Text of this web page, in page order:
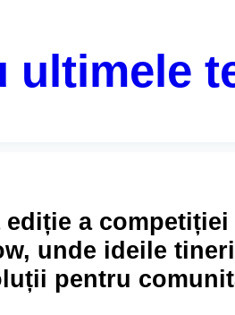
ultimele
ediție a competiției
unde ideile
pentru